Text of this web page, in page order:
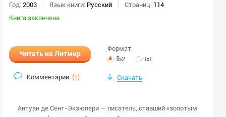
Год: 2003 Язык книги: Русский Страниц: 114
Книга закончена
Читать на Литмир
Комментарии (1)
Формат:
fb2
txt
Скачать
Антуан де Сент-Экзюпери — писатель, ставший «золотым